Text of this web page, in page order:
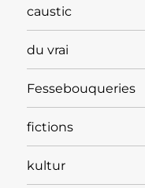
caustic
du vrai
Fessebouqueries
fictions
kultur